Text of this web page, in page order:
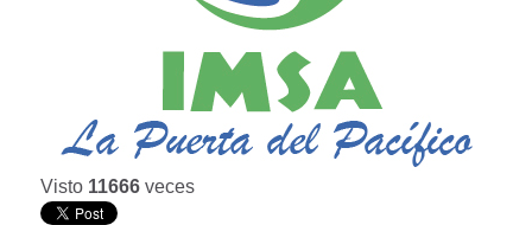
Visto 11666 veces